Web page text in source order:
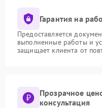
Гарантия на
Предоставляется
выполненные работы и
защищает клиента от
Прозрачное
консультация